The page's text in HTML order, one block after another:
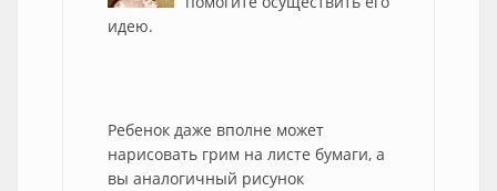
идею.
Ребенок даже вполне может
нарисовать грим на листе бумаги, а
вы аналогичный рисунок